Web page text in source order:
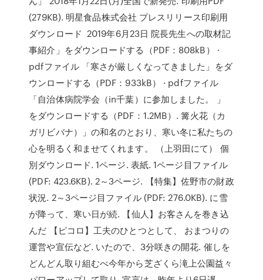
(279KB). 明星食品株式会社 プレスリリース印刷用
ダウンロード 2019年6月23日 院長先生への取材記
事紹介」をダウンロードする（PDF：808kB） ·
pdfファイル 「寒さが厳しくなってきました」をダ
ウンロードする（PDF：933kB） · pdfファイル
「自治体病院学会（in千葉）に参加しました。 」
をダウンロードする（PDF：1.2MB）. 篝火花（カ
ガリビバナ）」の和名のとおり、寒い冬に私たちの
心を明るく和ませてくれます。 （上羽田にて） 個
別ダウンロード. 1ページ. 表紙. 1ページ目ファイル
(PDF: 423.6KB). 2～3ページ. 【特集】佐野市の財政
状況. 2～3ページ目ファイル (PDF: 276.0KB). に雪
が降って、寒い日が続. 【仙人】お客さんを巻き込
んだ 【ピコロ】工夫のひとつとして、 おまつりの
運営や宣伝など. いたので、3分咲きの開花. 催しを
どんどん取り組むべ今年から芝ざくら滝上公園益々